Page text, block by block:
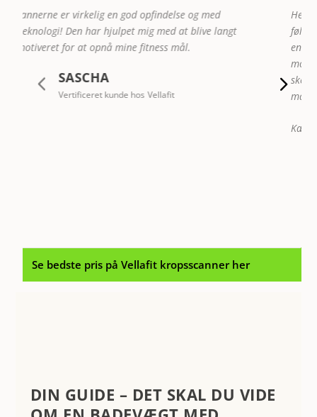
Helt fantastisk at jeg nu med min kropsscanner kan
følge min udvikling mere præcis, end bare at få et tal på
en almindelig vægt. Det har været en stor
sker fremskidt, og læse mere præcis hvad de forskellige
målinger viser.
Se bedste pris på Vellafit kropsscanner her
DIN GUIDE – DET SKAL DU VIDE